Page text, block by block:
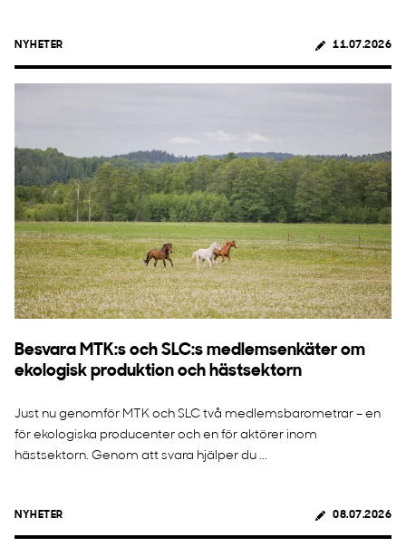
NYHETER 11.07.2026
Besvara MTK:s och SLC:s medlemsenkäter om
ekologisk produktion och hästsektorn
Just nu genomför MTK och SLC två medlemsbarometrar – en
för ekologiska producenter och en för aktörer inom
hästsektorn. Genom att svara hjälper du ...
NYHETER 08.07.2026